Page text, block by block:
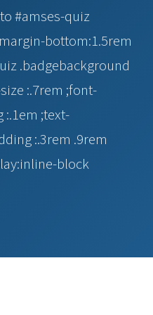
#amses-quiz
bottom:1.5rem
.badgebackground
:.7rem ;font-
;text-
:.3rem .9rem
block